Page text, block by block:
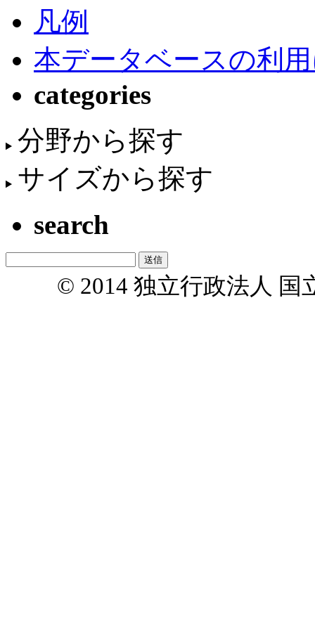
凡例
本データベースの利
categories
分野から探す
サイズから探す
search
© 2014 独立行政法人 国